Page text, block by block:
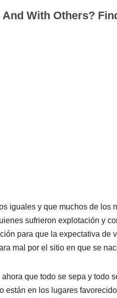
iguales y que muchos de los
sufrieron explotación y
para que la expectativa de
mal por el sitio en que se
que todo se sepa y todo
están en los lugares